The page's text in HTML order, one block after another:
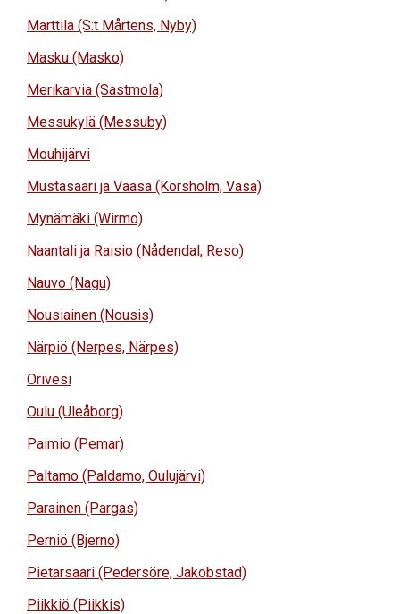
Marttila (S:t Mårtens, Nyby)
Masku (Masko)
Merikarvia (Sastmola)
Messukylä (Messuby)
Mouhijärvi
Mustasaari ja Vaasa (Korsholm, Vasa)
Mynämäki (Wirmo)
Naantali ja Raisio (Nådendal, Reso)
Nauvo (Nagu)
Nousiainen (Nousis)
Närpiö (Nerpes, Närpes)
Orivesi
Oulu (Uleåborg)
Paimio (Pemar)
Paltamo (Paldamo, Oulujärvi)
Parainen (Pargas)
Perniö (Bjerno)
Pietarsaari (Pedersöre, Jakobstad)
Piikkiö (Piikkis)